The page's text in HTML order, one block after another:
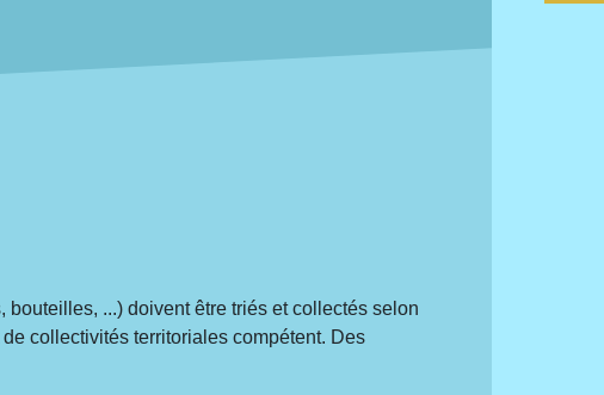
...) doivent être triés et collectés selon
collectivités territoriales compétent. Des